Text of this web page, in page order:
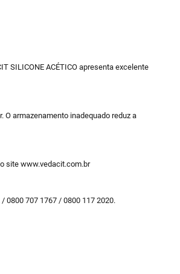
SILICONE ACÉTICO apresenta excelente
O armazenamento inadequado reduz a
site www.vedacit.com.br
0800 707 1767 / 0800 117 2020.